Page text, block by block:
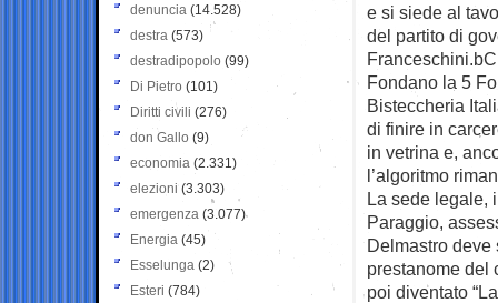
e si siede al
del partito di
Fondano la 5
Bisteccheria
di finire in
in vetrina e,
l’algoritmo
La sede legale,
Paraggio,
Delmastro deve
prestanome del
poi diventato
denuncia (14.528)
destra (573)
destradipopolo (99)
Di Pietro (101)
Diritti civili (276)
don Gallo (9)
economia (2.331)
elezioni (3.303)
emergenza (3.077)
Energia (45)
Esselunga (2)
Esteri (784)